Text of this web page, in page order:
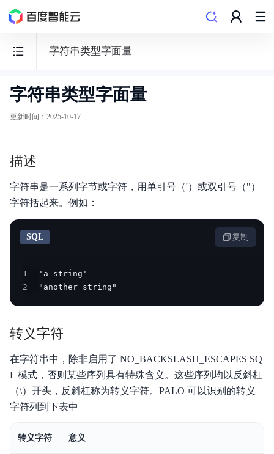
字符串类型字面量
数
据
PALO
功能发布记录
产品定价
操作手册
开发指南
服务等级协议SLA
字符串类型字面量
更新时间 ： 2025-10-17
描述
字符串是一系列字节或字符，用单引号（'）或双引号（"）
字符括起来。例如：
SQL 复制
1
2
"another string"
转义字符
在字符串中，除非启用了 NO_BACKSLASH_ESCAPES SQ
L 模式，否则某些序列具有特殊含义。这些序列均以反斜杠
（\）开头，反斜杠称为转义字符。PALO 可以识别的转义
字符列到下表中
转义字符 意义